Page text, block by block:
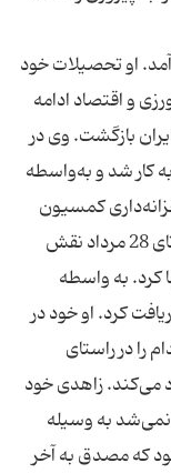
تهران به دنبا آمد. او تحصیلات خود
و اقتصاد ادامه
بازگشت. وی در
کار شد و به‌واسطه
کمسیون
مشترک ایران و آمریکا گردد. او در جریان کودتای 28 مرداد نقش
کرد. به واسطه
کرد. او خود در
را در راستای
می‌کند. زاهدی خود
نمی‌شد به وسیله
که مصدق به آخر